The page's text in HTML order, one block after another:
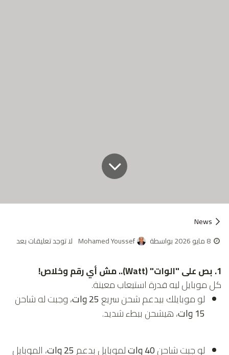
News
8 مايو 2026
بواسطة Mohamed Youssef لا توجد تعليقات بعد
1. بص على "الوات" (Watt).. مش أي رقم وخلاص!
كل موبايل ليه قدرة استيعاب معينة.
لو موبايلك بيدعم شحن سريع 25 وات
، وجبت له شاحن
15 وات
، هيشحن ببطء شديد.
لو جبت شاحن40 وات لموبايل بدعم 25 وات ، الموبايل